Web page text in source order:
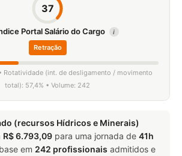
37
Portal Salário do Cargo i
Retração
Rotatividade (int. de desligamento / movimento
total): 57,4% • Volume: 242
(recursos Hídricos e Minerais)
R$ 6.793,09 para uma jornada de 41h
em 242 profissionais admitidos e